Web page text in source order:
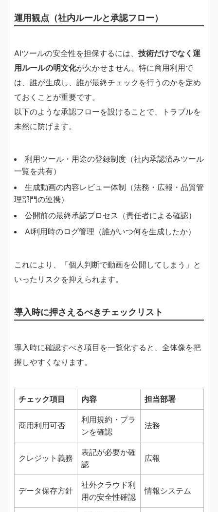
運用観点（社内ルールと承認フロー）
AIツールの安全性を担保するには、 技術だけでなく運
用ルールの明文化が欠かせません。特に商用利用で
は、誰が生成し、誰が最終チェックを行うのかを定め
ておくことが重要です。
以下のような承認フローを設けることで、トラブルを
未然に防げます。
利用ツール・用途の登録制度（社内承認済みツール
一覧を共有）
生成動画の内容レビュー体制（法務・広報・品質管
理部門の連携）
公開前の最終承認プロセス（責任者による確認）
AI利用時のログ管理（誰がいつ何を生成したか）
これにより、「個人判断で動画を公開してしまう」と
いったリスクを抑えられます。
導入時に押さえるべきチェックリスト
導入時に確認すべき項目を一覧化すると、全体像を把
握しやすくなります。
チェック項目 内容 担当部署
商用利用可否
利用規約・プラ
ンを確認
法務
クレジット義務
表記が必要か確
認
広報
データ保存方針
社外クラウド利
用の安全性確認
情報システム